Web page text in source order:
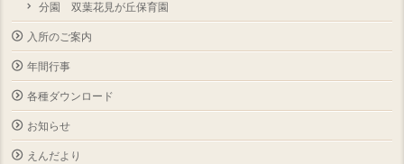
分園 双葉花見が丘保育園
入所のご案内
年間行事
各種ダウンロード
お知らせ
えんだより